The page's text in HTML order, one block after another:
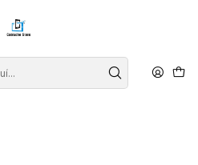
iPhone 15 Pro Max